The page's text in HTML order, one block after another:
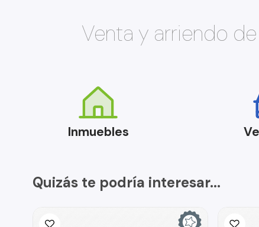
Venta y arriendo
Inmuebles
Quizás te podría interesar...